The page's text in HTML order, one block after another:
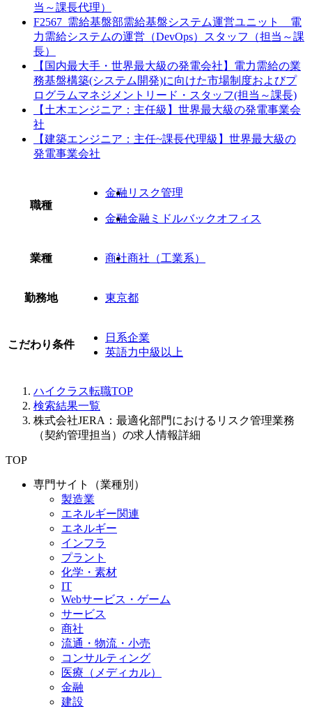
当～課長代理）
F2567_需給基盤部需給基盤システム運営ユニット 電
力需給システムの運営（DevOps）スタッフ（担当～課
長）
【国内最大手・世界最大級の発電会社】電力需給の業
務基盤構築(システム開発)に向けた市場制度およびプ
ログラムマネジメントリード・スタッフ(担当～課長)
【土木エンジニア：主任級】世界最大級の発電事業会
社
【建築エンジニア：主任~課長代理級】世界最大級の
発電事業会社
職種
金融 リスク管理
金融金融ミドルバックオフィス
業種 商社商社（工業系）
勤務地 東京都
こだわり条件
日系企業
英語力中級以上
ハイクラス転職TOP
検索結果一覧
株式会社JERA：最適化部門におけるリスク管理業務
（契約管理担当）の求人情報詳細
TOP
専門サイト（業種別）
製造業
エネルギー関連
エネルギー
インフラ
プラント
化学・素材
IT
Webサービス・ゲーム
サービス
商社
流通・物流・小売
コンサルティング
医療（メディカル）
金融
建設